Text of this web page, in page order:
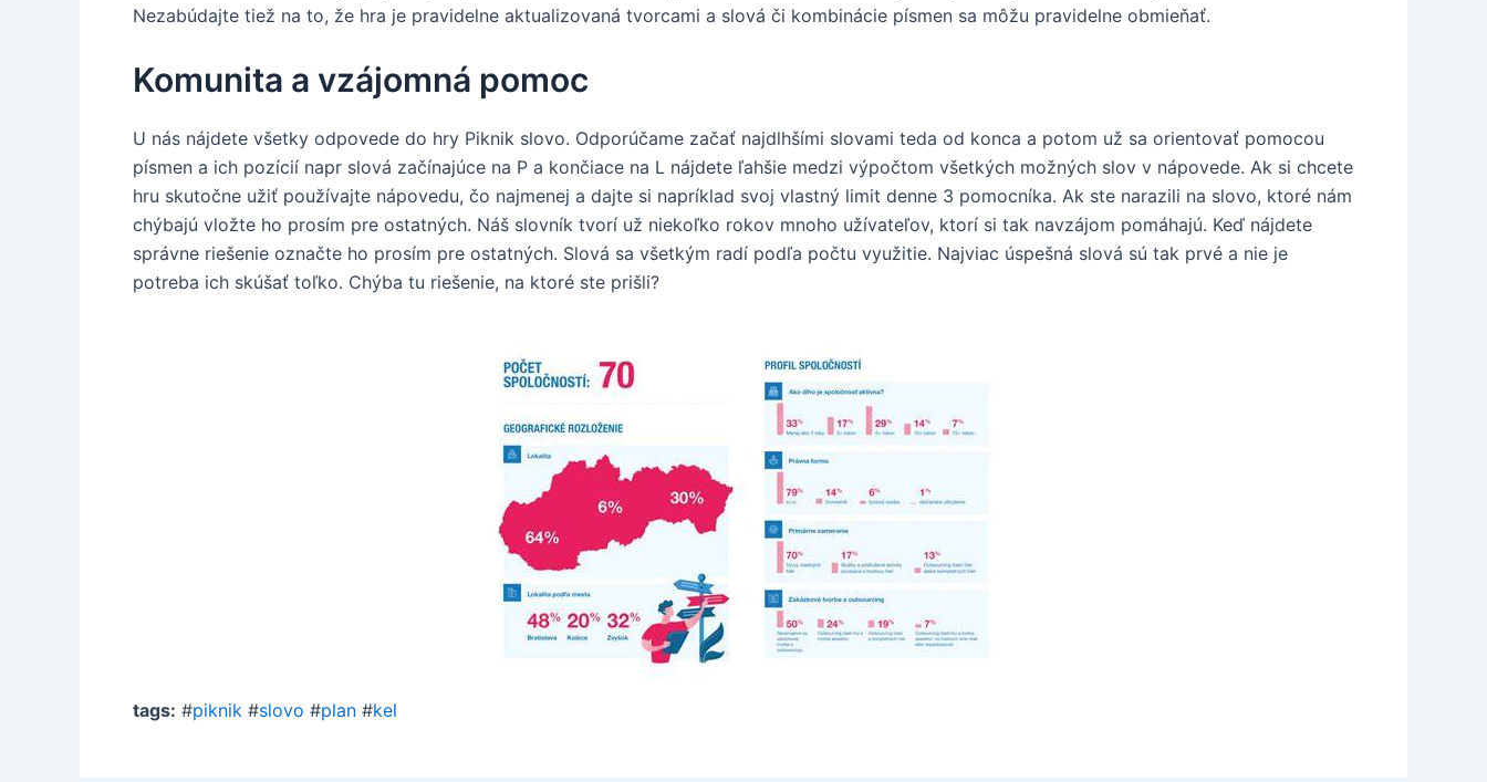
Nezabúdajte tiež na to, že hra je pravidelne aktualizovaná tvorcami a slová či kombinácie písmen sa môžu pravidelne obmieňať.
Komunita a vzájomná pomoc
U nás nájdete všetky odpovede do hry Piknik slovo. Odporúčame začať najdlhšími slovami teda od konca a potom už sa orientovať pomocou
písmen a ich pozícií napr slová začínajúce na P a končiace na L nájdete ľahšie medzi výpočtom všetkých možných slov v nápovede. Ak si chcete
hru skutočne užiť používajte nápovedu, čo najmenej a dajte si napríklad svoj vlastný limit denne 3 pomocníka. Ak ste narazili na slovo, ktoré nám
chýbajú vložte ho prosím pre ostatných. Náš slovník tvorí už niekoľko rokov mnoho užívateľov, ktorí si tak navzájom pomáhajú. Keď nájdete
správne riešenie označte ho prosím pre ostatných. Slová sa všetkým radí podľa počtu využitie. Najviac úspešná slová sú tak prvé a nie je
potreba ich skúšať toľko. Chýba tu riešenie, na ktoré ste prišli?
tags: #piknik #slovo #plan #kel